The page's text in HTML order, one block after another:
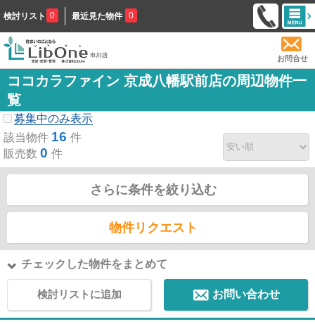
検討リスト 0 最近見た物件 0
お問合せ
ココカラファイン 京成八幡駅前店の周辺物件一
覧
募集中のみ表示
該当物件 16 件
販売数 0 件
さらに条件を絞り込む
物件リクエスト
チェックした物件をまとめて
検討リストに追加 お問い合わせ